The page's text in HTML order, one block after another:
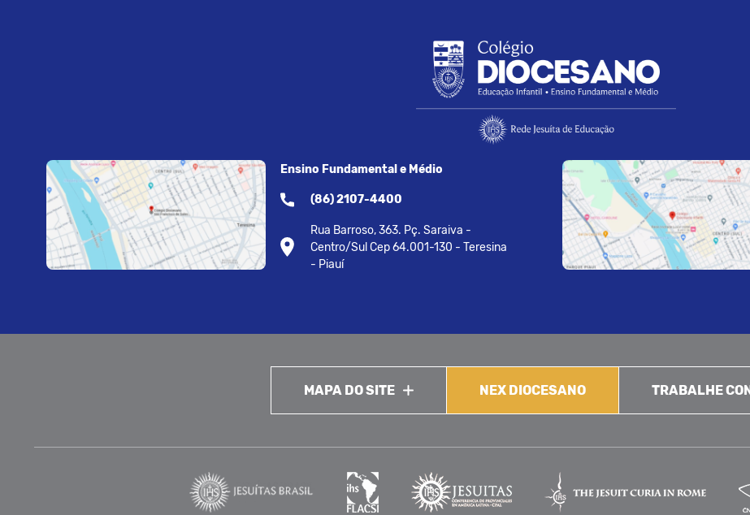
Ensino Fundamental e Médio
(86) 2107-4400
Rua Barroso, 363. Pç. Saraiva -
Centro/Sul Cep 64.001-130 - Teresina
- Piauí
MAPA DO SITE NEX DIOCESANO TRABALHE